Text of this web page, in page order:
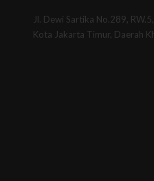
Jl. Dewi Sartika No.289,
Kota Jakarta Timur, Daerah